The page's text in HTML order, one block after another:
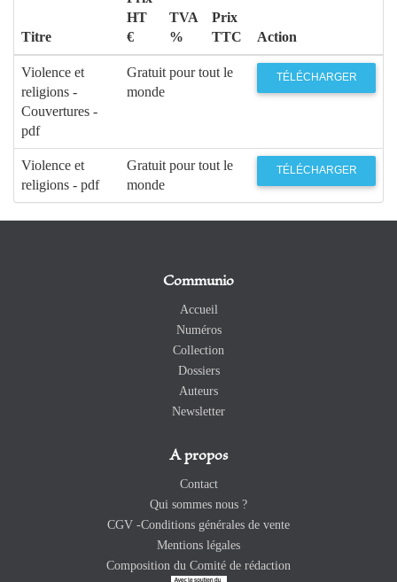
Titre
HT
€
TVA
%
Prix
TTC
Action
Violence et
religions -
Couvertures -
pdf
Gratuit pour tout le
monde
TÉLÉCHARGER
Violence et
religions - pdf
Gratuit pour tout le
monde
TÉLÉCHARGER
Communio
Accueil
Numéros
Collection
Dossiers
Auteurs
Newsletter
A propos
Contact
Qui sommes nous ?
CGV -Conditions générales de vente
Mentions légales
Composition du Comité de rédaction